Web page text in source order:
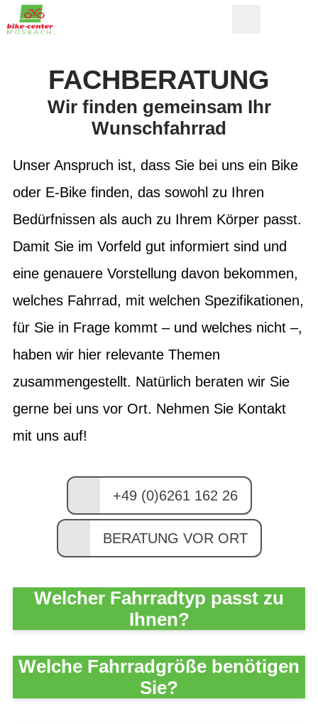
FACHBERATUNG
Wir finden gemeinsam Ihr
Wunschfahrrad
Unser Anspruch ist, dass Sie bei uns ein Bike
oder E-Bike finden, das sowohl zu Ihren
Bedürfnissen als auch zu Ihrem Körper passt.
Damit Sie im Vorfeld gut informiert sind und
eine genauere Vorstellung davon bekommen,
welches Fahrrad, mit welchen Spezifikationen,
für Sie in Frage kommt – und welches nicht –,
haben wir hier relevante Themen
zusammengestellt. Natürlich beraten wir Sie
gerne bei uns vor Ort. Nehmen Sie Kontakt
mit uns auf!
+49 (0)6261 162 26
BERATUNG VOR ORT
Welcher Fahrradtyp passt zu
Ihnen?
Welche Fahrradgröße benötigen
Sie?